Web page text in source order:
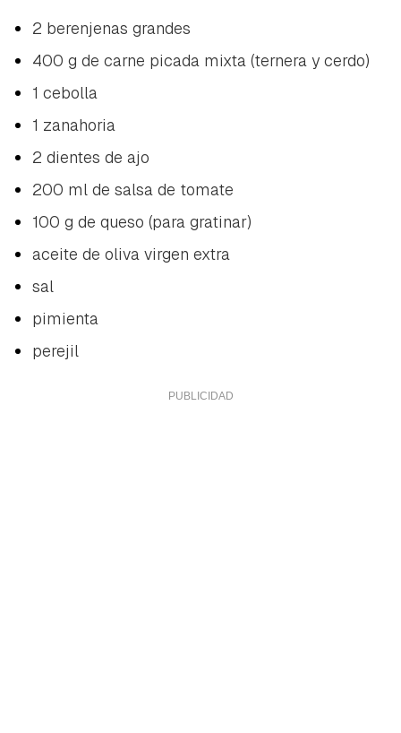
2 berenjenas grandes
400 g de carne picada mixta (ternera y cerdo)
1 cebolla
1 zanahoria
2 dientes de ajo
200 ml de salsa de tomate
100 g de queso (para gratinar)
aceite de oliva virgen extra
sal
pimienta
perejil